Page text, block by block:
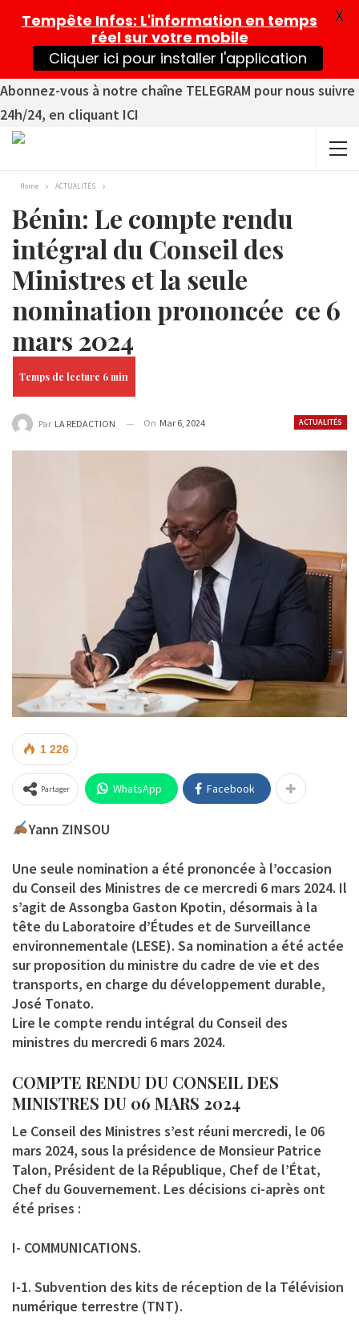
Abonnez-vous à notre chaîne TELEGRAM pour nous suivre
24h/24, en cliquant ICI
Home ACTUALITÉS
Bénin: Le compte rendu
intégral du Conseil des
Ministres et la seule
nomination prononcée ce 6
mars 2024
ACTUALITÉS
Par LA REDACTION On Mar 6, 2024
1 226
Partager WhatsApp Facebook
Yann ZINSOU
Une seule nomination a été prononcée à l’occasion
du Conseil des Ministres de ce mercredi 6 mars 2024. Il
s’agit de Assongba Gaston Kpotin, désormais à la
tête du Laboratoire d’Études et de Surveillance
environnementale (LESE). Sa nomination a été actée
sur proposition du ministre du cadre de vie et des
transports, en charge du développement durable,
José Tonato.
Lire le compte rendu intégral du Conseil des
ministres du mercredi 6 mars 2024.
COMPTE RENDU DU CONSEIL DES
MINISTRES DU 06 MARS 2024
Le Conseil des Ministres s’est réuni mercredi, le 06
mars 2024, sous la présidence de Monsieur Patrice
Talon, Président de la République, Chef de l’État,
Chef du Gouvernement. Les décisions ci-après ont
été prises :
I- COMMUNICATIONS.
I-1. Subvention des kits de réception de la Télévision
numérique terrestre (TNT).
Tempête Infos: L'information en temps
réel sur votre mobile
Cliquer ici pour installer l'application
X